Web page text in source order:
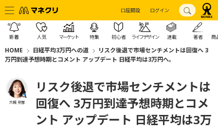
口座開設 ログイン
新着 人気 マーケット 特集 初心者 ライフデザイン 連載 著者 商
HOME 日経平均3万円への道
リスク後退で市場センチメントは回復へ 3
万円到達予想時期とコメント アップデート 日経平均は3万円へ。
大槻 奈那
リスク後退で市場センチメントは
回復へ 3万円到達予想時期とコメ
ント アップデート 日経平均は3万